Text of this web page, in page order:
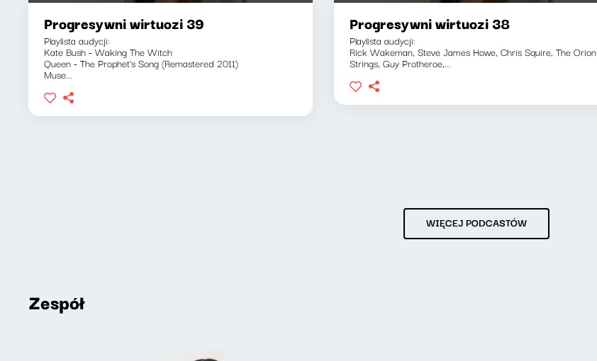
Progresywni wirtuozi 39
Playlista audycji:
Kate Bush - Waking The Witch
Queen - The Prophet's Song (Remastered 2011)
Muse...
Progresywni wirtuozi 38
Playlista audycji:
Rick Wakeman, Steve James Howe, Chris Squire, The Orion
Strings, Guy Protheroe,...
WIĘCEJ PODCASTÓW
Zespół